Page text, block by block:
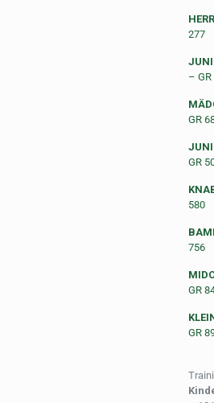
277
– GR
GR
GR
580
756
GR
GR